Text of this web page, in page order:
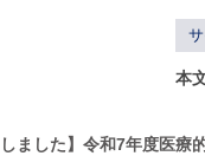
本
ました】令和7年度医療